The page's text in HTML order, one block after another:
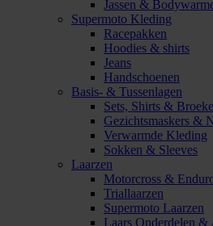
Jassen &
Supermoto Kleding
Racepakken
Hoodies & shirts
Jeans
Handschoenen
Basis- & Tussenlagen
Sets, Shirts &
Gezichtsmaskers &
Verwarmde Kleding
Sokken & Sleeves
Laarzen
Motorcross &
Triallaarzen
Supermoto Laarzen
Laars Onderdelen &